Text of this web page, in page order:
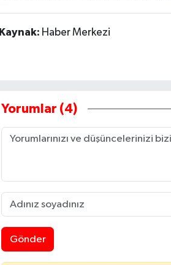
Kaynak: Haber Merkezi
Yorumlar (4)
Gönder